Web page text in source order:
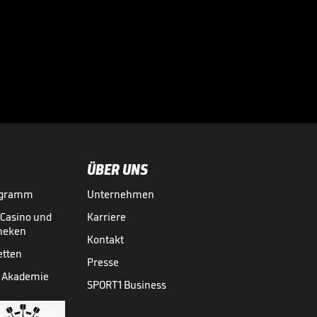
und
Akademie
ÜBER UNS
Unternehmen
Karriere
Kontakt
Presse
SPORT1 Business